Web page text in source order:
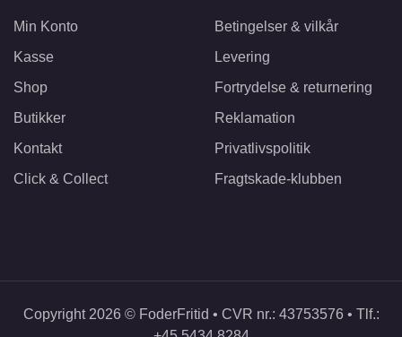
Min Konto
Kasse
Shop
Butikker
Kontakt
Click & Collect
Betingelser & vilkår
Levering
Fortrydelse & returnering
Reklamation
Privatlivspolitik
Fragtskade-klubben
Copyright 2026 © FoderFritid • CVR nr.: 43753576 • Tlf.: